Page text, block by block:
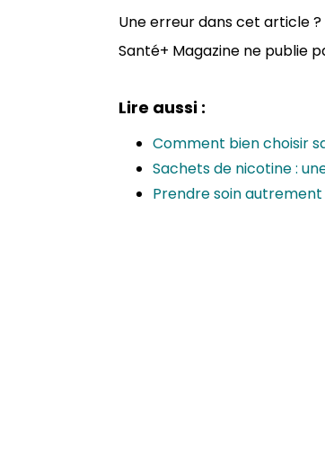
Une erreur dans cet article ?
Santé+ Magazine ne publie
Lire aussi :
Comment bien choisir
Sachets de nicotine :
Prendre soin